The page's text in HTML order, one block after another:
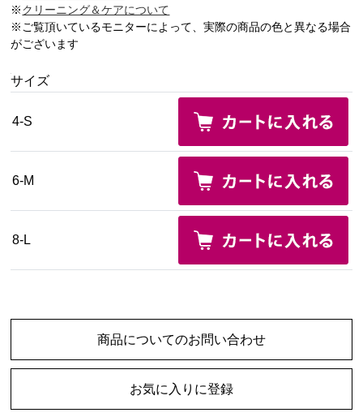
※クリーニング＆ケアについて
※ご覧頂いているモニターによって、実際の商品の色と異なる場合
がございます
サイズ
4-S
6-M
8-L
商品についてのお問い合わせ
お気に入りに登録